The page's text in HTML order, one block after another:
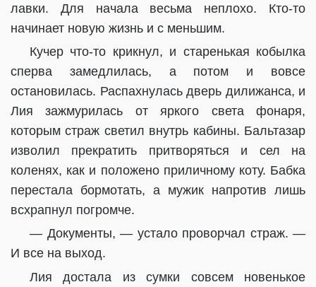
лавки. Для начала весьма неплохо. Кто-то
начинает новую жизнь и с меньшим.
Кучер что-то крикнул, и старенькая кобылка
сперва замедлилась, а потом и вовсе
остановилась. Распахнулась дверь дилижанса, и
Лия зажмурилась от яркого света фонаря,
которым страж светил внутрь кабины. Бальтазар
изволил прекратить притворяться и сел на
коленях, как и положено приличному коту. Бабка
перестала бормотать, а мужик напротив лишь
всхрапнул погромче.
— Документы, — устало проворчал страж. —
И все на выход.
Лия достала из сумки совсем новенькое